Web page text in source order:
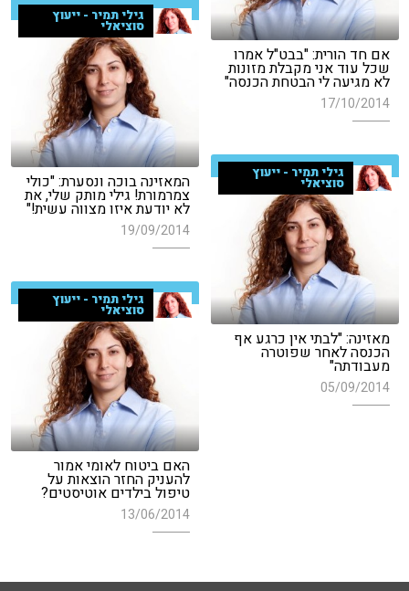
אם חד הורית: "בבט"ל אמרו
שכל עוד אני מקבלת מזונות
לא מגיעה לי הבטחת הכנסה"
17/10/2014
גילי תמיר - ייעוץ
סוציאלי
המאזינה בוכה ונסערת: "כולי
צמרמורת! גילי מותק שלי, את
לא יודעת איזו מצווה עשית!"
19/09/2014
גילי תמיר - ייעוץ
סוציאלי
מאזינה: "לבתי אין כרגע אף
הכנסה לאחר שפוטרה
מעבודתה"
05/09/2014
גילי תמיר - ייעוץ
סוציאלי
האם ביטוח לאומי אמור
להעניק החזר הוצאות על
טיפול בילדים אוטיסטים?
13/06/2014